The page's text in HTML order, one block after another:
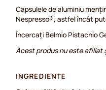
Capsulele de aluminiu
Nespresso®, astfel încât
Încercați Belmio Pistachio
Acest produs nu este afiliat
INGREDIENTE